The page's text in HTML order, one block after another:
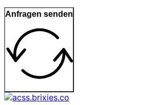
Anfragen senden